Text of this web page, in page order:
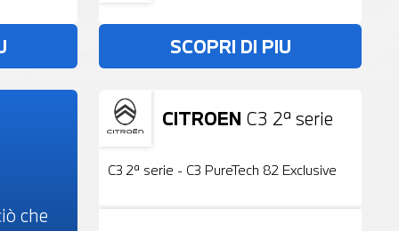
SCOPRI DI PIU
che
CITROEN C3 2ª serie
Usato 19 Foto
C3 2ª serie - C3 PureTech 82 Exclusive